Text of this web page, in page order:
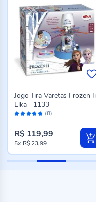
Avaliação: (8)
Jogo Tira Varetas Frozen Ii
Elka - 1133
R$ 119,99
5x R$ 23,99